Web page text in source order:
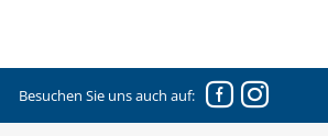
Besuchen Sie uns auch auf: FacebookInstagram